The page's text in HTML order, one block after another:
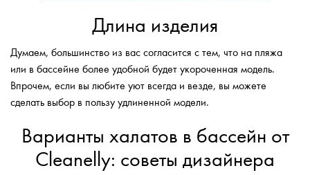
Длина изделия
Думаем, большинство из вас согласится с тем, что на пляжа
или в бассейне более удобной будет укороченная модель.
Впрочем, если вы любите уют всегда и везде, вы можете
сделать выбор в пользу удлиненной модели.
Варианты халатов в бассейн от
Сleanelly: советы дизайнера